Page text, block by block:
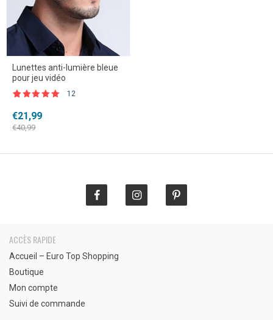
Lunettes anti-lumière bleue
pour jeu vidéo
basé sur
notations
client
12
€40,99
Le
prix
€21,99
Le
prix
ACCÈS RAPIDE
Accueil – Euro Top Shopping
Boutique
Mon compte
Suivi de commande